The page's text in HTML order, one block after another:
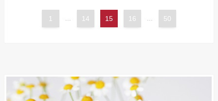
1 14 15 16 50